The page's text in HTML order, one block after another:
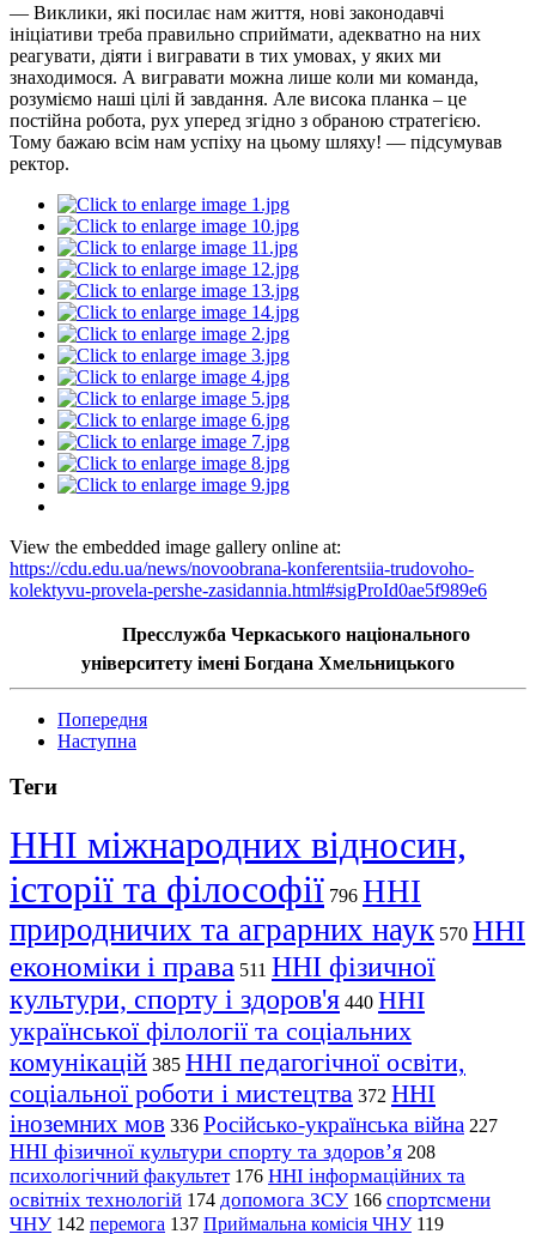
— Виклики, які посилає нам життя, нові законодавчі
ініціативи треба правильно сприймати, адекватно на них
реагувати, діяти і вигравати в тих умовах, у яких ми
знаходимося. А вигравати можна лише коли ми команда,
розуміємо наші цілі й завдання. Але висока планка – це
постійна робота, рух уперед згідно з обраною стратегією.
Тому бажаю всім нам успіху на цьому шляху! — підсумував
ректор.
View the embedded image gallery online at:
https://cdu.edu.ua/news/novoobrana-konferentsiia-trudovoho-
kolektyvu-provela-pershe-zasidannia.html#sigProId0ae5f989e6
Пресслужба Черкаського національного
університету імені Богдана Хмельницького
Попередня
Наступна
Теги
ННІ міжнародних відносин,
історії та філософії 796 ННІ
природничих та аграрних наук 570 ННІ
економіки і права 511 ННІ фізичної
культури, спорту і здоров'я 440 ННІ
української філології та соціальних
комунікацій 385 ННІ педагогічної освіти,
соціальної роботи і мистецтва 372 ННІ
іноземних мов 336 Російсько-українська війна 227
ННІ фізичної культури спорту та здоров’я 208
психологічний факультет 176 ННІ інформаційних та
освітніх технологій 174 допомога ЗСУ 166 спортсмени
ЧНУ 142 перемога 137 Приймальна комісія ЧНУ 119